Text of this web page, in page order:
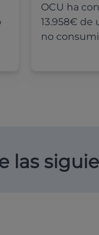
OCU ha
13.958€ de
no
las